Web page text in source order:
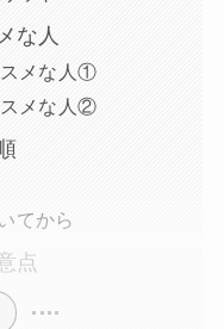
な人
メな人①
メな人②
てから
点